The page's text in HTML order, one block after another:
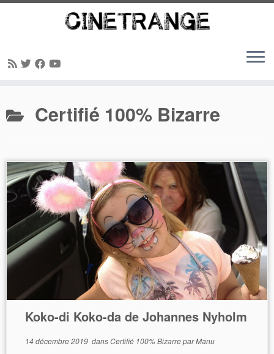
au
contenu Certifié 100% Bizarre
Koko-di Koko-da de Johannes Nyholm
14 décembre 2019dansCertifié 100% BizarreparManu